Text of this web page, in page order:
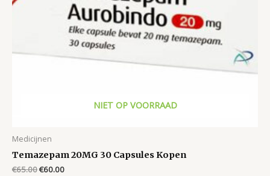
NIET OP VOORRAAD
Medicijnen
Temazepam 20MG 30 Capsules Kopen
€65.00Original
€60.00Current